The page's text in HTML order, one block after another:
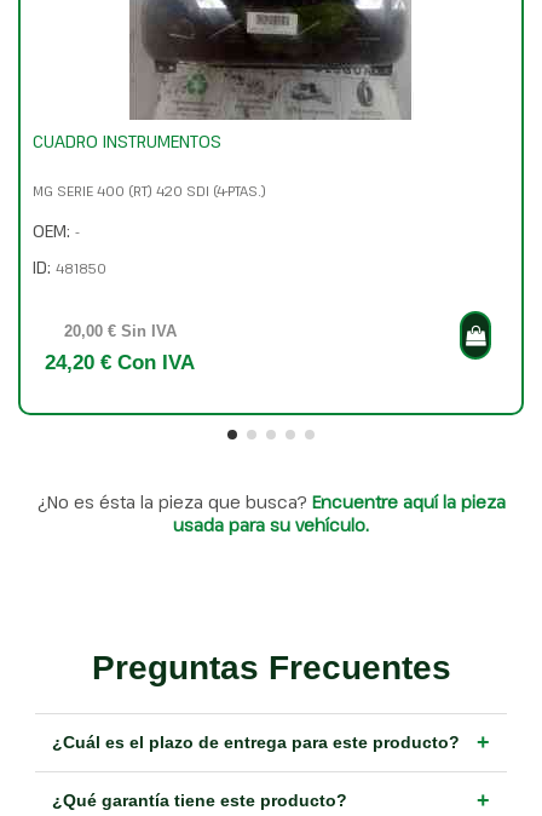
CUADRO INSTRUMENTOS
MG SERIE 400 (RT) 420 SDI (4-PTAS.)
OEM: -
ID: 481850
20,00 € Sin IVA
24,20 € Con IVA
¿No es ésta la pieza que busca? Encuentre aquí la pieza
usada para su vehículo.
Preguntas Frecuentes
¿Cuál es el plazo de entrega para este producto? +
¿Qué garantía tiene este producto? +